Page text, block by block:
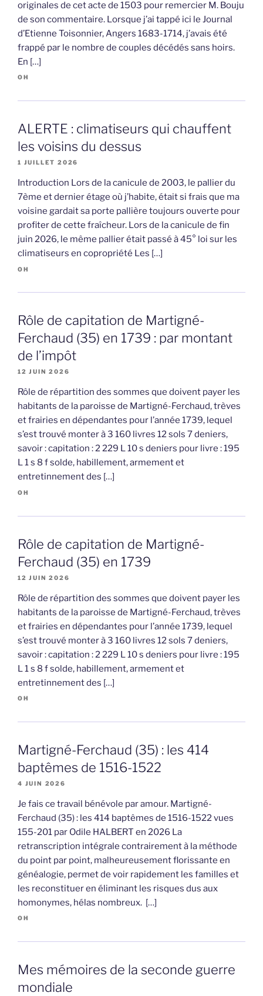
originales de cet acte de 1503 pour remercier M. Bouju
de son commentaire. Lorsque j’ai tappé ici le Journal
d’Etienne Toisonnier, Angers 1683-1714, j’avais été
frappé par le nombre de couples décédés sans hoirs.
En […]
OH
ALERTE : climatiseurs qui chauffent
les voisins du dessus
1 JUILLET 2026
Introduction Lors de la canicule de 2003, le pallier du
7ème et dernier étage où j’habite, était si frais que ma
voisine gardait sa porte pallière toujours ouverte pour
profiter de cette fraîcheur. Lors de la canicule de fin
juin 2026, le même pallier était passé à 45° loi sur les
climatiseurs en copropriété Les […]
OH
Rôle de capitation de Martigné-
Ferchaud (35) en 1739 : par montant
de l’impôt
12 JUIN 2026
Rôle de répartition des sommes que doivent payer les
habitants de la paroisse de Martigné-Ferchaud, trèves
et frairies en dépendantes pour l’année 1739, lequel
s’est trouvé monter à 3 160 livres 12 sols 7 deniers,
savoir : capitation : 2 229 L 10 s deniers pour livre : 195
L 1 s 8 f solde, habillement, armement et
entretinnement des […]
OH
Rôle de capitation de Martigné-
Ferchaud (35) en 1739
12 JUIN 2026
Rôle de répartition des sommes que doivent payer les
habitants de la paroisse de Martigné-Ferchaud, trèves
et frairies en dépendantes pour l’année 1739, lequel
s’est trouvé monter à 3 160 livres 12 sols 7 deniers,
savoir : capitation : 2 229 L 10 s deniers pour livre : 195
L 1 s 8 f solde, habillement, armement et
entretinnement des […]
OH
Martigné-Ferchaud (35) : les 414
baptêmes de 1516-1522
4 JUIN 2026
Je fais ce travail bénévole par amour. Martigné-
Ferchaud (35) : les 414 baptêmes de 1516-1522 vues
155-201 par Odile HALBERT en 2026 La
retranscription intégrale contrairement à la méthode
du point par point, malheureusement florissante en
généalogie, permet de voir rapidement les familles et
les reconstituer en éliminant les risques dus aux
homonymes, hélas nombreux. […]
OH
Mes mémoires de la seconde guerre
mondiale